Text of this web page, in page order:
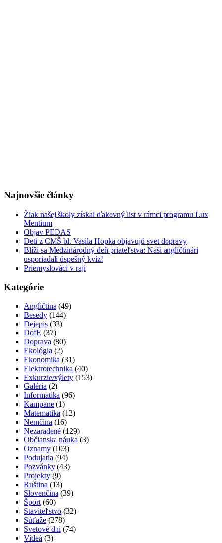
Najnovšie články
Žiak našej školy získal ďakovný list v rámci programu Lux
Mentium
Objav PEDAS
Deti z CMŠ bl. Vasila Hopka objavujú svet dopravy
Blíži sa Medzinárodný deň priateľstva: Naši angličtinári
usporiadali úspešný kvíz!
Priemyslováci v raji
Kategórie
Angličtina (49)
Besedy (144)
Dejepis (33)
DofE (37)
Doprava (80)
Ekológia (2)
Ekonomika (31)
Elektrotechnika (40)
Exkurzie/výlety (153)
Galéria (2)
Informatika (96)
Kampane (1)
Matematika (12)
Nemčina (16)
Nezaradené (129)
Občianska náuka (3)
Oznamy (103)
Podujatia (94)
Pozvánky (43)
Projekty (9)
Ruština (13)
Slovenčina (39)
Šport(60)
Staviteľstvo (32)
Súťaže (278)
Svetové dni (74)
Videá (3)